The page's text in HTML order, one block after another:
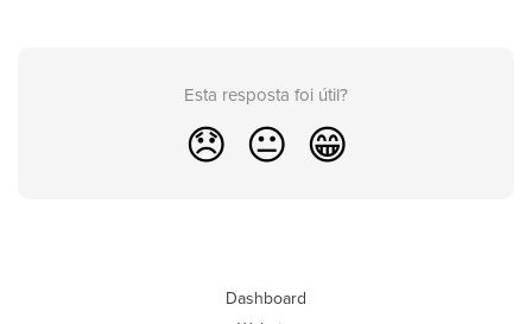
Esta resposta foi útil?
😞 😐 😁
Dashboard